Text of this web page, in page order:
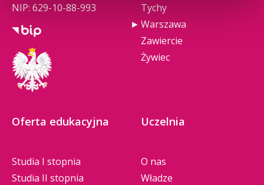
NIP: 629-10-88-993
Tychy
Warszawa
Zawiercie
Żywiec
Oferta edukacyjna
Studia I stopnia
Studia II stopnia
Uczelnia
O nas
Władze